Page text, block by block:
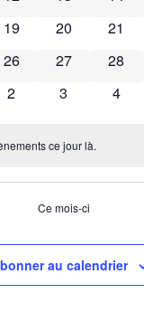
0 évènements
19 0 évènements
20 0
21
0 évènements
26 0 évènements
27 0
28
0 évènements
2 0 évènements
3 0
4
ce jour là.
Ce mois-ci
au calendrier